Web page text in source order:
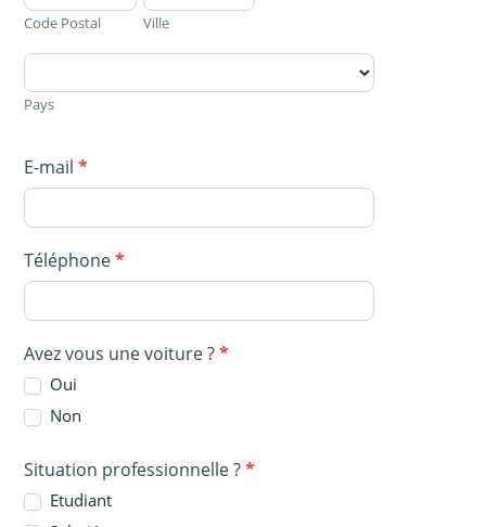
Postal
Code Postal Ville
Pays
E-mail*
Téléphone*
Avez vous une voiture ?*
Oui
Non
Situation professionnelle ?*
Etudiant